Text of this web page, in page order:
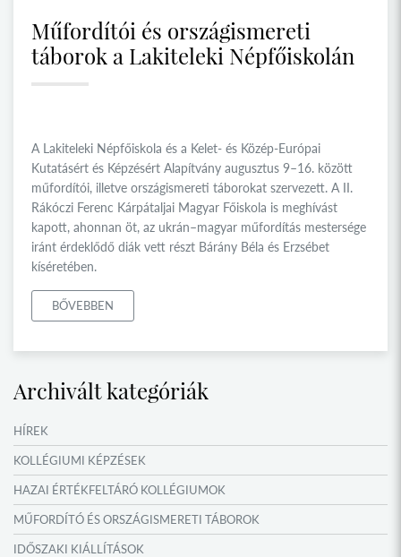
Műfordítói és országismereti
táborok a Lakiteleki Népfőiskolán
A Lakiteleki Népfőiskola és a Kelet- és Közép-Európai
Kutatásért és Képzésért Alapítvány augusztus 9–16. között
műfordítói, illetve országismereti táborokat szervezett. A II.
Rákóczi Ferenc Kárpátaljai Magyar Főiskola is meghívást
kapott, ahonnan öt, az ukrán–magyar műfordítás mestersége
iránt érdeklődő diák vett részt Bárány Béla és Erzsébet
kíséretében.
BŐVEBBEN
Archivált kategóriák
HÍREK
KOLLÉGIUMI KÉPZÉSEK
HAZAI ÉRTÉKFELTÁRÓ KOLLÉGIUMOK
MŰFORDÍTÓ ÉS ORSZÁGISMERETI TÁBOROK
IDŐSZAKI KIÁLLÍTÁSOK